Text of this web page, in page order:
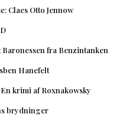
Claes Otto Jennow
fra Benzintanken
Hanefelt
krimi af Roxnakowsky
brydninger